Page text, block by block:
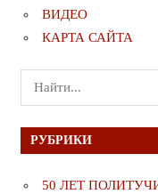
ВИДЕО
КАРТА САЙТА
Поиск
для:
РУБРИКИ
50 ЛЕТ